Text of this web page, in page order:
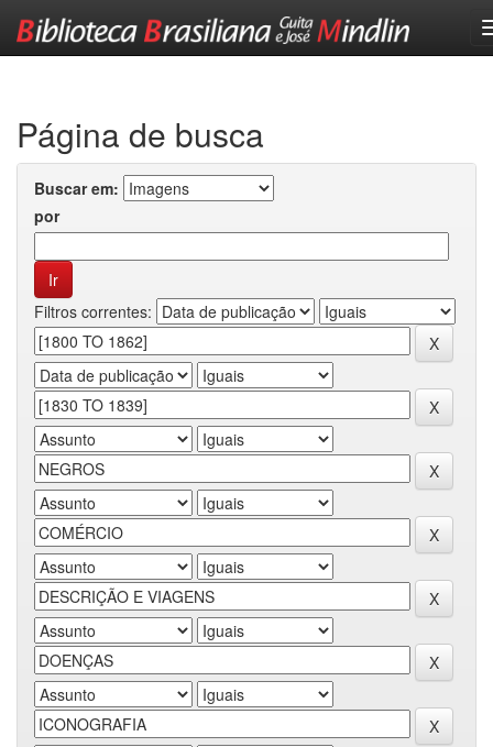
Página de busca
Buscar em:
por
Filtros correntes: